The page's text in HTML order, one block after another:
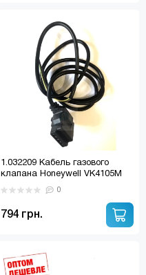
1.032209 Кабель газового
клапана Honeywell VK4105M
(1.019555, 1.019554, 3.010173)
0
794 грн.